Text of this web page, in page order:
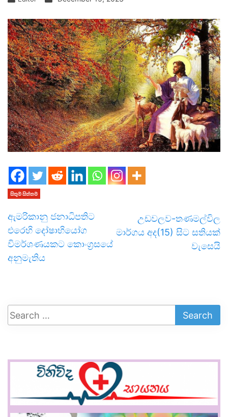
සිතුම් සිත්තම්
ඇමරිකානු ජනාධිපතිට
එරෙහි දෝෂාභියෝග
විමර්ශණයකට කොංග්‍රසයේ
අනුමැතිය
උඩවලව-තණමල්විල
මාර්ගය අද(15) සිට සතියක්
වැසෙයි